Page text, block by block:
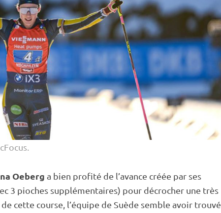
Oeberg a bien profité de l’avance créée par ses
3 pioches supplémentaires) pour décrocher une très
cette course, l’équipe de Suède semble avoir trouvé